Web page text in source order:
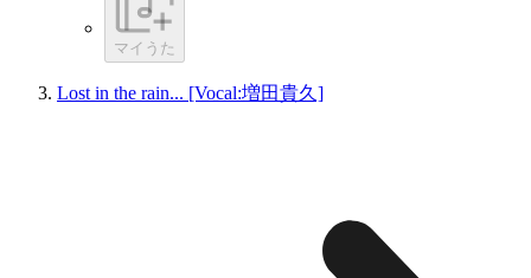
マイうた
Lost in the rain... [Vocal:増田貴久]